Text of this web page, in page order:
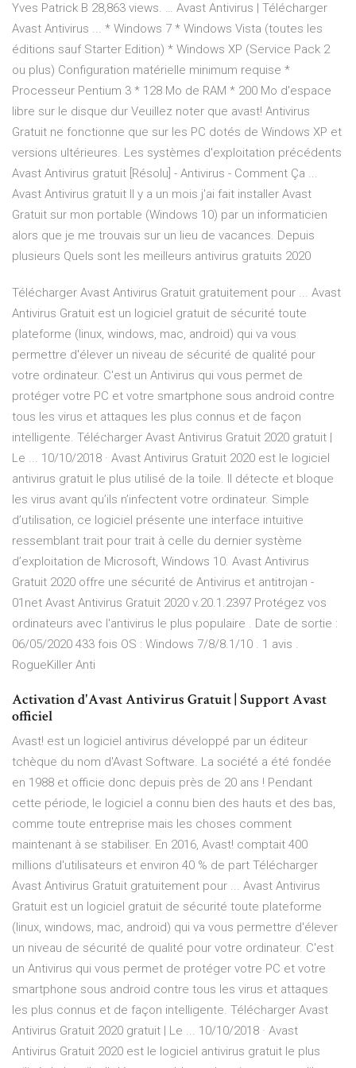
Yves Patrick B 28,863 views. … Avast Antivirus | Télécharger
Avast Antivirus ... * Windows 7 * Windows Vista (toutes les
éditions sauf Starter Edition) * Windows XP (Service Pack 2
ou plus) Configuration matérielle minimum requise *
Processeur Pentium 3 * 128 Mo de RAM * 200 Mo d'espace
libre sur le disque dur Veuillez noter que avast! Antivirus
Gratuit ne fonctionne que sur les PC dotés de Windows XP et
versions ultérieures. Les systèmes d'exploitation précédents
Avast Antivirus gratuit [Résolu] - Antivirus - Comment Ça ...
Avast Antivirus gratuit Il y a un mois j'ai fait installer Avast
Gratuit sur mon portable (Windows 10) par un informaticien
alors que je me trouvais sur un lieu de vacances. Depuis
plusieurs Quels sont les meilleurs antivirus gratuits 2020
Télécharger Avast Antivirus Gratuit gratuitement pour ... Avast
Antivirus Gratuit est un logiciel gratuit de sécurité toute
plateforme (linux, windows, mac, android) qui va vous
permettre d'élever un niveau de sécurité de qualité pour
votre ordinateur. C'est un Antivirus qui vous permet de
protéger votre PC et votre smartphone sous android contre
tous les virus et attaques les plus connus et de façon
intelligente. Télécharger Avast Antivirus Gratuit 2020 gratuit |
Le ... 10/10/2018 · Avast Antivirus Gratuit 2020 est le logiciel
antivirus gratuit le plus utilisé de la toile. Il détecte et bloque
les virus avant qu’ils n’infectent votre ordinateur. Simple
d’utilisation, ce logiciel présente une interface intuitive
ressemblant trait pour trait à celle du dernier système
d’exploitation de Microsoft, Windows 10. Avast Antivirus
Gratuit 2020 offre une sécurité de Antivirus et antitrojan -
01net Avast Antivirus Gratuit 2020 v.20.1.2397 Protégez vos
ordinateurs avec l'antivirus le plus populaire . Date de sortie :
06/05/2020 433 fois OS : Windows 7/8/8.1/10 . 1 avis .
RogueKiller Anti
Activation d'Avast Antivirus Gratuit | Support Avast
officiel
Avast! est un logiciel antivirus développé par un éditeur
tchèque du nom d'Avast Software. La société a été fondée
en 1988 et officie donc depuis près de 20 ans ! Pendant
cette période, le logiciel a connu bien des hauts et des bas,
comme toute entreprise mais les choses comment
maintenant à se stabiliser. En 2016, Avast! comptait 400
millions d'utilisateurs et environ 40 % de part Télécharger
Avast Antivirus Gratuit gratuitement pour ... Avast Antivirus
Gratuit est un logiciel gratuit de sécurité toute plateforme
(linux, windows, mac, android) qui va vous permettre d'élever
un niveau de sécurité de qualité pour votre ordinateur. C'est
un Antivirus qui vous permet de protéger votre PC et votre
smartphone sous android contre tous les virus et attaques
les plus connus et de façon intelligente. Télécharger Avast
Antivirus Gratuit 2020 gratuit | Le ... 10/10/2018 · Avast
Antivirus Gratuit 2020 est le logiciel antivirus gratuit le plus